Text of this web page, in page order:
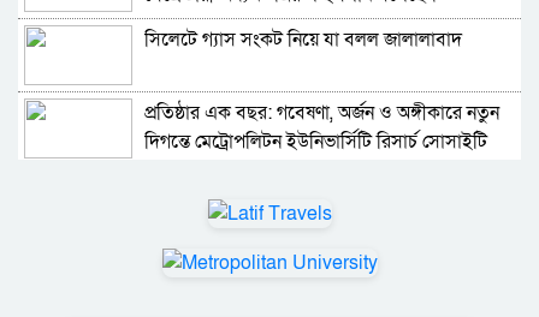
সিলেটে গ্যাস সংকট নিয়ে যা বলল জালালাবাদ
প্রতিষ্ঠার এক বছর: গবেষণা, অর্জন ও অঙ্গীকারে নতুন
দিগন্তে মেট্রোপলিটন ইউনিভার্সিটি রিসার্চ সোসাইটি
স্মৃতিস্তম্ভে শ্রদ্ধা নিবেদন
সিলেট মহানগর ছাত্রশিবিরের মিছিল সম্পন্ন